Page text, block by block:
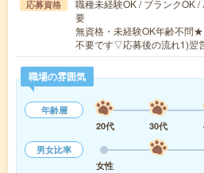
応募資格
職種未経験OK / ブランクOK
要
無資格・未経験OK年齢不問
不要です▽応募後の流れ1)翌
職場の雰囲気
年齢層
20代
30代
男女比率
女性